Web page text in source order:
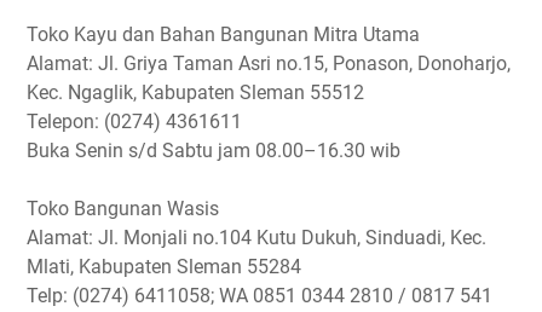
Toko Kayu dan Bahan Bangunan Mitra Utama
Alamat: Jl. Griya Taman Asri no.15, Ponason, Donoharjo,
Kec. Ngaglik, Kabupaten Sleman 55512
Telepon: (0274) 4361611
Buka Senin s/d Sabtu jam 08.00–16.30 wib
Toko Bangunan Wasis
Alamat: Jl. Monjali no.104 Kutu Dukuh, Sinduadi, Kec.
Mlati, Kabupaten Sleman 55284
Telp: (0274) 6411058; WA 0851 0344 2810 / 0817 541